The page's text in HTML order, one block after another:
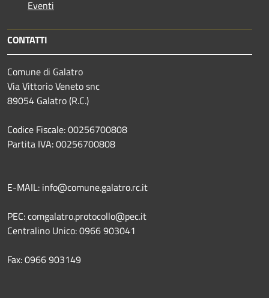
Eventi
CONTATTI
Comune di Galatro
Via Vittorio Veneto snc
89054 Galatro (R.C.)
Codice Fiscale: 00256700808
Partita IVA: 00256700808
E-MAIL: info@comune.galatro.rc.it
PEC: comgalatro.protocollo@pec.it
Centralino Unico: 0966 903041
Fax: 0966 903149